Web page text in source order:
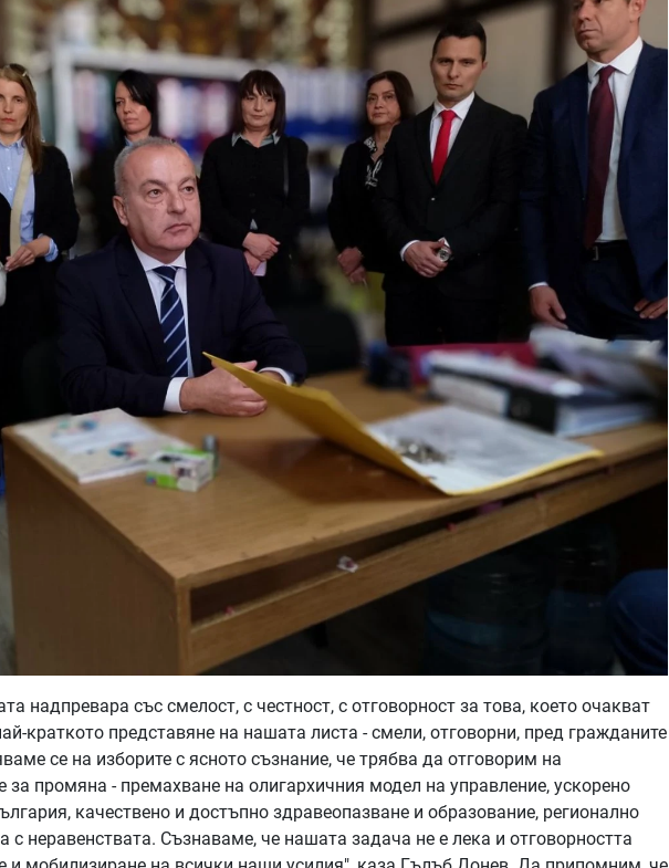
надпревара със смелост, с честност, с отговорност за това, което очакват
краткото представяне на нашата листа - смели, отговорни, пред гражданите
се на изборите с ясното съзнание, че трябва да отговорим на
за промяна - премахване на олигархичния модел на управление, ускорено
качествено и достъпно здравеопазване и образование, регионално
с неравенствата. Съзнаваме, че нашата задача не е лека и отговорността